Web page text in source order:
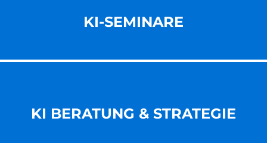
KI-SEMINARE
KI BERATUNG & STRATEGIE